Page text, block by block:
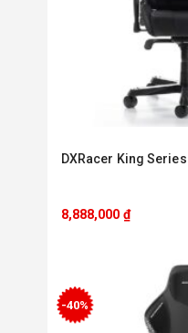
DXRacer King
8,888,000 ₫
-40%